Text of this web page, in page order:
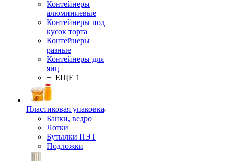
Контейнеры
алюминиевые
Контейнеры под
кусок торта
Контейнеры
разные
Контейнеры для
яиц
+ ЕЩЕ 1
Пластиковая упаковка
Банки, ведро
Лотки
Бутылки ПЭТ
Подложки